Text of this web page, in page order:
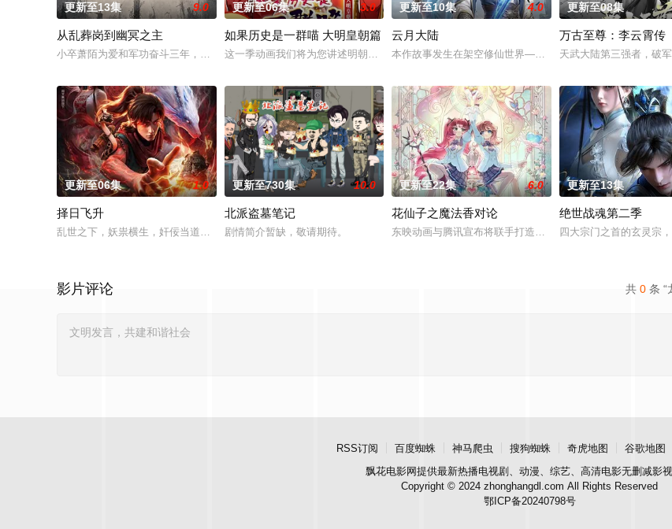
更新至13集 9.0
从乱葬岗到幽冥之主
小卒萧陌为爱和军功奋斗三年，却被恋人柳莺儿与将军之子赵昊联手背叛，残忍杀害后抛尸乱葬岗。濒死之际，他唤醒了上古魔刀“幽冥”
更新至06集 3.0
如果历史是一群喵 大明皇朝篇
这一季动画我们将为您讲述明朝前期的故事。明朝从元末乱世中浴火而生的大一统王朝，可在建国
更新至10集 4.0
云月大陆
本作故事发生在架空修仙世界——云月大陆。 大陆鼎盛时期
更新至08集
万古至尊：李云霄传
天武大陆第三强者，破
更新至06集 1.0
择日飞升
乱世之下，妖祟横生，奸佞当道。又值幽界入侵，人、幽两界势力荼毒人间，捕蛇者许应因看不惯为幽界卖命的草头神欺压百姓，反抗犯
更新至730集 10.0
北派盗墓笔记
剧情简介暂缺，敬请期待。
更新至22集 6.0
花仙子之魔法香对论
东映动画与腾讯宣布将联手打造『花仙子』全新动画 新作将
更新至13集
绝世战魂第二季
四大宗门之首的玄灵宗
共 0 条 “
影片评论
RSS订阅 百度蜘蛛 神马爬虫 搜狗蜘蛛 奇虎地图 谷歌地图
飘花电影网提供最新热播电视剧、动漫、综艺、高清电影无删减影
Copyright © 2024 zhonghangdl.com All Rights Reserved
鄂ICP备20240798号